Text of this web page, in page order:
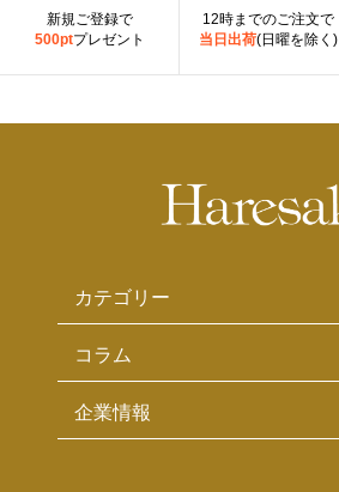
新規ご登録で
500ptプレゼント
12時までのご注文で
当日出荷(日曜を除く)
カテゴリー
コラム
企業情報